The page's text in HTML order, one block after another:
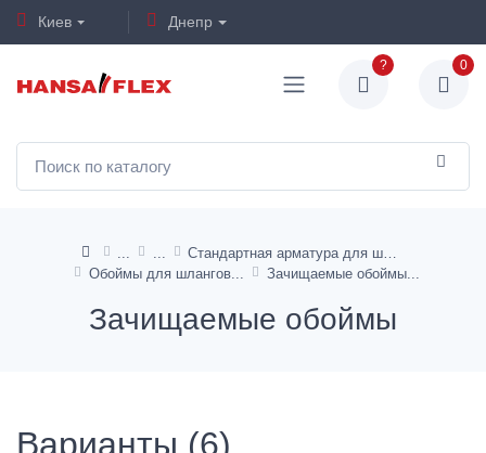
Киев Днепр
? 0
Обоймы для шлангов
Зачищаемые обоймы
Зачищаемые обоймы
Варианты (6)